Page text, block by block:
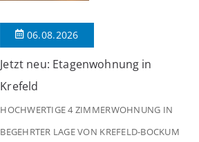
06.08.2026
Jetzt neu: Etagenwohnung in
Krefeld
HOCHWERTIGE 4 ZIMMERWOHNUNG IN
BEGEHRTER LAGE VON KREFELD-BOCKUM